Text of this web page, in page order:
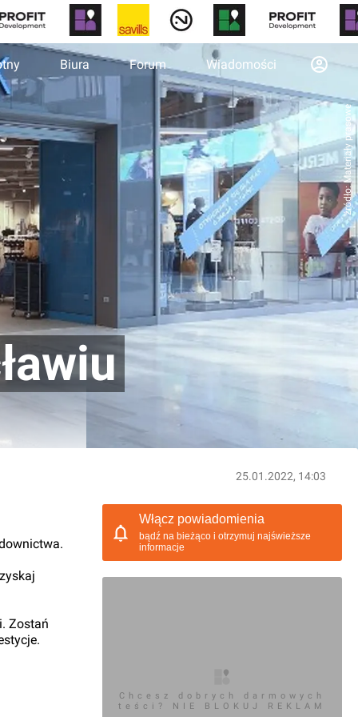
Biura Forum Wiadomości
źródło: Materiały prasowe
25.01.2022, 14:03
Zostań
Włącz powiadomienia
bądź na bieżąco i otrzymuj najświeższe
informacje
Chcesz dobrych darmowych
teści? NIE BLOKUJ REKLAM